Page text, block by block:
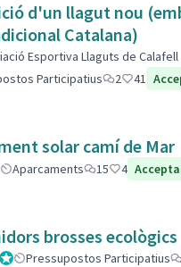
d'un llagut nou
Catalana)
Esportiva Llaguts de Calafell
Participatius
2 41
solar camí de Mar
Aparcaments 15 4
brosses ecològics
Pressupostos Participatius